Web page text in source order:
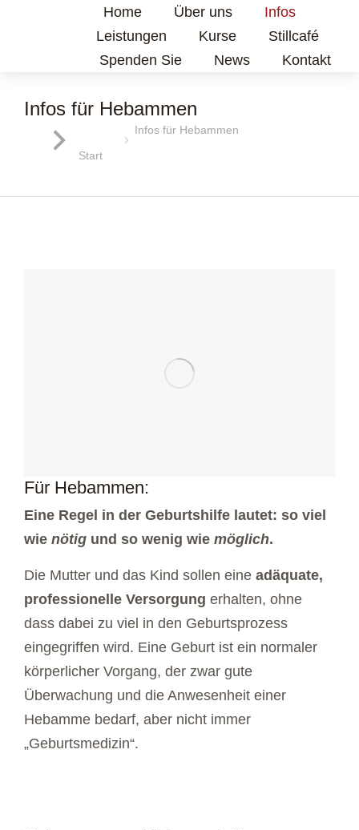
Home Über uns
Infos
Leistungen
Kurse
Stillcafé
Spenden Sie
News Kontakt
Infos für Hebammen
Sie befinden sich hier:
Start
Infos für Hebammen
Für Hebammen:
Eine Regel in der Geburtshilfe lautet: so viel
wie nötig und so wenig wie möglich.
Die Mutter und das Kind sollen eine adäquate,
professionelle Versorgung erhalten, ohne
dass dabei zu viel in den Geburtsprozess
eingegriffen wird. Eine Geburt ist ein normaler
körperlicher Vorgang, der zwar gute
Überwachung und die Anwesenheit einer
Hebamme bedarf, aber nicht immer
„Geburtsmedizin“.